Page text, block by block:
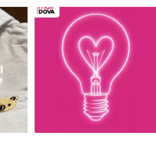
Istorii cu
cașcaval
>>